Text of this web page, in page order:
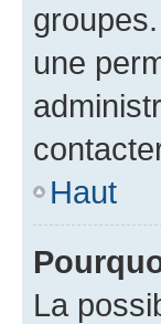
une
Haut
La